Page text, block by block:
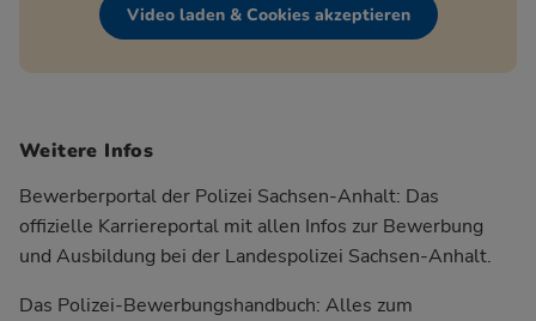
Video laden & Cookies akzeptieren
Weitere Infos
Bewerberportal der Polizei Sachsen-Anhalt: Das
offizielle Karriereportal mit allen Infos zur Bewerbung
und Ausbildung bei der Landespolizei Sachsen-Anhalt.
Das Polizei-Bewerbungshandbuch: Alles zum